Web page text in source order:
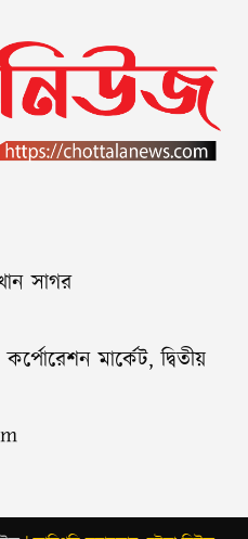
সাগর
মার্কেট, দ্বিতীয়